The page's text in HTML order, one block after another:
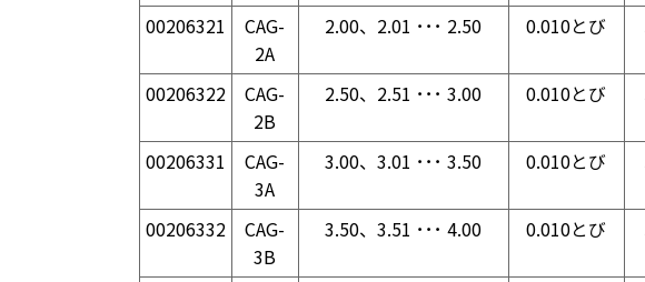
00206321
CAG-
2A
2.00、2.01 ･･･ 2.50 0.010とび
00206322
CAG-
2B
2.50、2.51 ･･･ 3.00 0.010とび
00206331
CAG-
3A
3.00、3.01 ･･･ 3.50 0.010とび
00206332
CAG-
3B
3.50、3.51 ･･･ 4.00 0.010とび